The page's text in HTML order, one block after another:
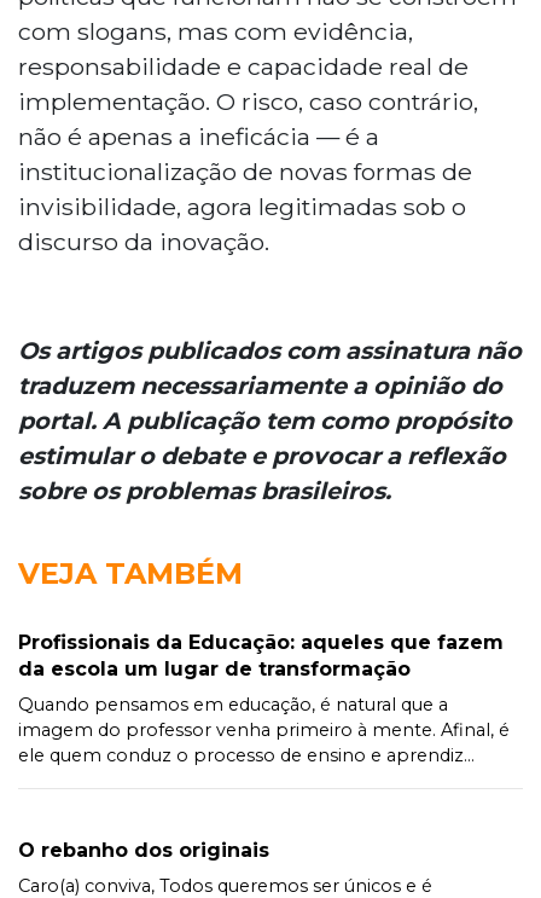
com slogans, mas com evidência,
responsabilidade e capacidade real de
implementação. O risco, caso contrário,
não é apenas a ineficácia — é a
institucionalização de novas formas de
invisibilidade, agora legitimadas sob o
discurso da inovação.
Os artigos publicados com assinatura não
traduzem necessariamente a opinião do
portal. A publicação tem como propósito
estimular o debate e provocar a reflexão
sobre os problemas brasileiros.
VEJA TAMBÉM
Profissionais da Educação: aqueles que fazem
da escola um lugar de transformação
Quando pensamos em educação, é natural que a
imagem do professor venha primeiro à mente. Afinal, é
ele quem conduz o processo de ensino e aprendiz...
O rebanho dos originais
Caro(a) conviva, Todos queremos ser únicos e é